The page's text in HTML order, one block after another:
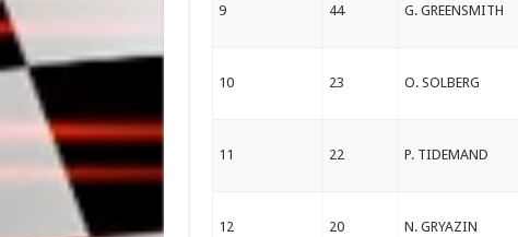
9 44 G. GREENSMITH
10 23 O. SOLBERG
11 22 P. TIDEMAND
12 20 N. GRYAZIN